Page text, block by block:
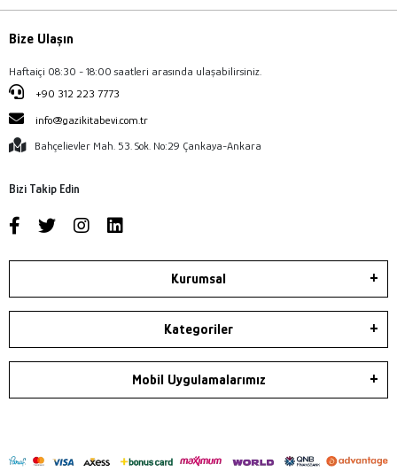
Bize Ulaşın
Haftaiçi 08:30 - 18:00 saatleri arasında ulaşabilirsiniz.
+90 312 223 7773
info@gazikitabevi.com.tr
Bahçelievler Mah. 53. Sok. No:29 Çankaya-Ankara
Bizi Takip Edin
Kurumsal
Kategoriler
Mobil Uygulamalarımız